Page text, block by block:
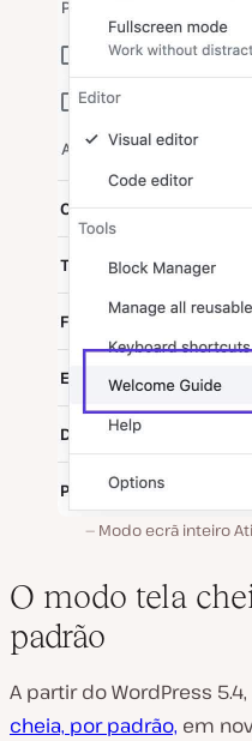
Modo ecrã inteiro
O modo tela
padrão
A partir do WordPress
cheia, por padrão, em